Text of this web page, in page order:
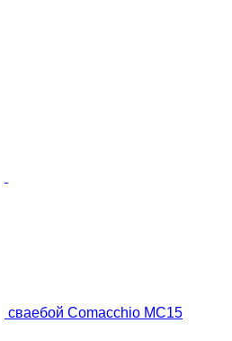
сваебой Comacchio MC15